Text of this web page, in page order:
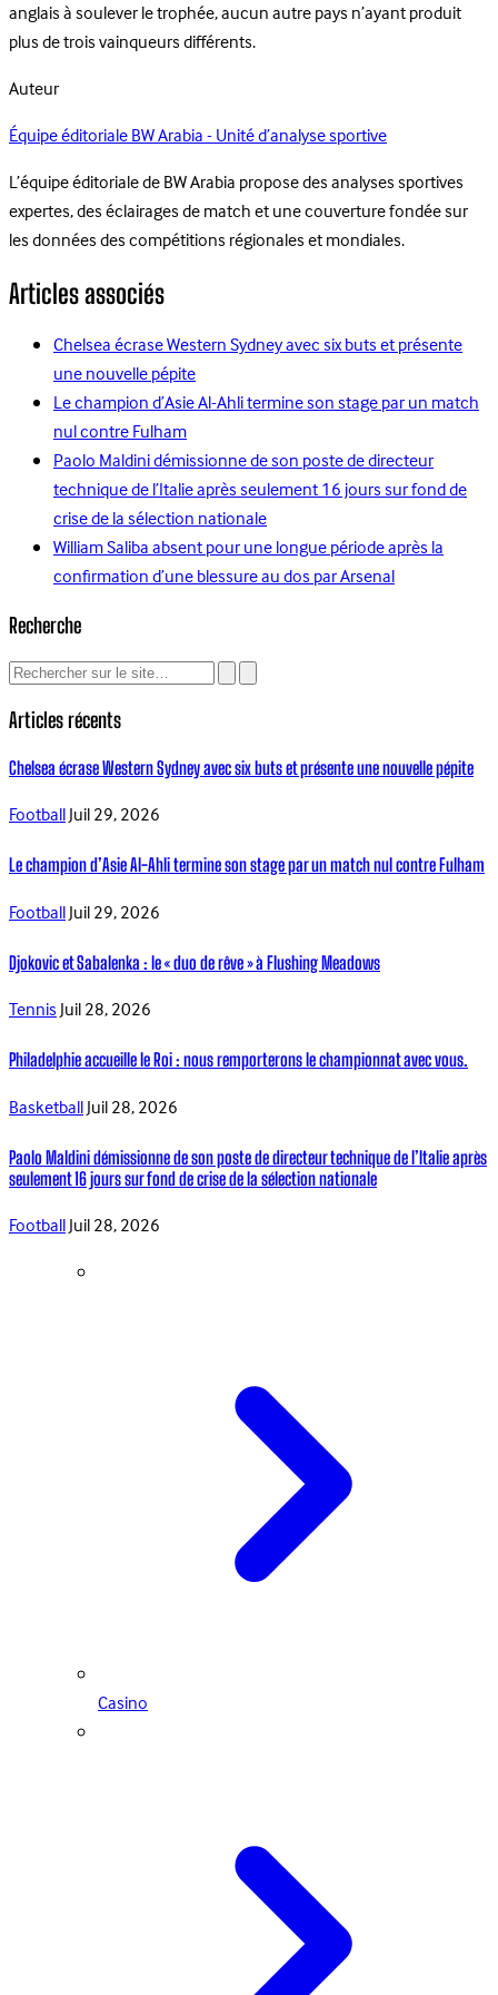
anglais à soulever le trophée, aucun autre pays n’ayant produit
plus de trois vainqueurs différents.
Auteur
Équipe éditoriale BW Arabia - Unité d’analyse sportive
L’équipe éditoriale de BW Arabia propose des analyses sportives
expertes, des éclairages de match et une couverture fondée sur
les données des compétitions régionales et mondiales.
Articles associés
Chelsea écrase Western Sydney avec six buts et présente
une nouvelle pépite
Le champion d’Asie Al-Ahli termine son stage par un match
nul contre Fulham
Paolo Maldini démissionne de son poste de directeur
technique de l’Italie après seulement 16 jours sur fond de
crise de la sélection nationale
William Saliba absent pour une longue période après la
confirmation d’une blessure au dos par Arsenal
Recherche
Articles récents
Chelsea écrase Western Sydney avec six buts et présente une nouvelle pépite
FootballJuil 29, 2026
Le champion d’Asie Al-Ahli termine son stage par un match nul contre Fulham
FootballJuil 29, 2026
Djokovic et Sabalenka : le « duo de rêve » à Flushing Meadows
TennisJuil 28, 2026
Philadelphie accueille le Roi : nous remporterons le championnat avec vous.
BasketballJuil 28, 2026
Paolo Maldini démissionne de son poste de directeur technique de l’Italie après
seulement 16 jours sur fond de crise de la sélection nationale
FootballJuil 28, 2026
Casino